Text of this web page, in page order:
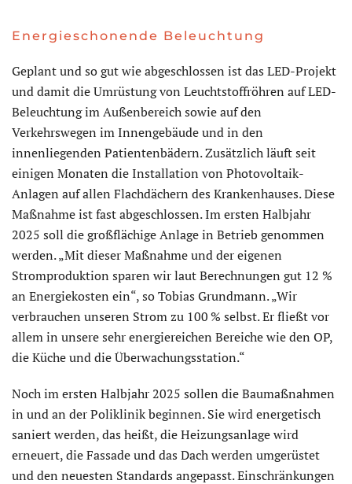
Energieschonende Beleuchtung
Geplant und so gut wie abgeschlossen ist das LED-Projekt
und damit die Umrüstung von Leuchtstoffröhren auf LED-
Beleuchtung im Außenbereich sowie auf den
Verkehrswegen im Innengebäude und in den
innenliegenden Patientenbädern. Zusätzlich läuft seit
einigen Monaten die Installation von Photovoltaik-
Anlagen auf allen Flachdächern des Krankenhauses. Diese
Maßnahme ist fast abgeschlossen. Im ersten Halbjahr
2025 soll die großflächige Anlage in Betrieb genommen
werden. „Mit dieser Maßnahme und der eigenen
Stromproduktion sparen wir laut Berechnungen gut 12 %
an Energiekosten ein“, so Tobias Grundmann. „Wir
verbrauchen unseren Strom zu 100 % selbst. Er fließt vor
allem in unsere sehr energiereichen Bereiche wie den OP,
die Küche und die Überwachungsstation.“
Noch im ersten Halbjahr 2025 sollen die Baumaßnahmen
in und an der Poliklinik beginnen. Sie wird energetisch
saniert werden, das heißt, die Heizungsanlage wird
erneuert, die Fassade und das Dach werden umgerüstet
und den neuesten Standards angepasst. Einschränkungen